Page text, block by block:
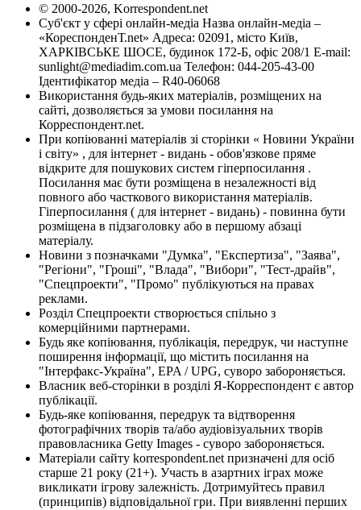
© 2000-2026, Korrespondent.net
Суб'єкт у сфері онлайн-медіа Назва онлайн-медіа –
«КореспонденТ.net» Адреса: 02091, місто Київ,
ХАРКІВСЬКЕ ШОСЕ, будинок 172-Б, офіс 208/1 E-mail:
sunlight@mediadim.com.ua Телефон: 044-205-43-00
Ідентифікатор медіа – R40-06068
Використання будь-яких матеріалів, розміщених на
сайті, дозволяється за умови посилання на
Корреспондент.net.
При копіюванні матеріалів зі сторінки « Новини України
і світу» , для інтернет - видань - обов'язкове пряме
відкрите для пошукових систем гіперпосилання .
Посилання має бути розміщена в незалежності від
повного або часткового використання матеріалів.
Гіперпосилання ( для інтернет - видань) - повинна бути
розміщена в підзаголовку або в першому абзаці
матеріалу.
Новини з позначками "Думка", "Експертиза", "Заява",
"Регіони", "Гроші", "Влада", "Вибори", "Тест-драйв",
"Спецпроекти", "Промо" публікуються на правах
реклами.
Розділ Спецпроекти створюється спільно з
комерційними партнерами.
Будь яке копіювання, публікація, передрук, чи наступне
поширення інформації, що містить посилання на
"Інтерфакс-Україна", EPA / UPG, суворо забороняється.
Власник веб-сторінки в розділі Я-Корреспондент є автор
публікації.
Будь-яке копіювання, передрук та відтворення
фотографічних творів та/або аудіовізуальних творів
правовласника Getty Images - суворо забороняється.
Матеріали сайту korrespondent.net призначені для осіб
старше 21 року (21+). Участь в азартних іграх може
викликати ігрову залежність. Дотримуйтесь правил
(принципів) відповідальної гри. При виявленні перших